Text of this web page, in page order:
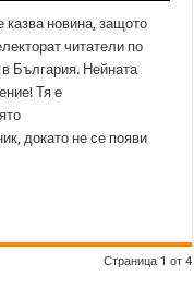
казва новина, защото
читатели по
България. Нейната
Тя е
докато не се появи
Страница 1 от 4